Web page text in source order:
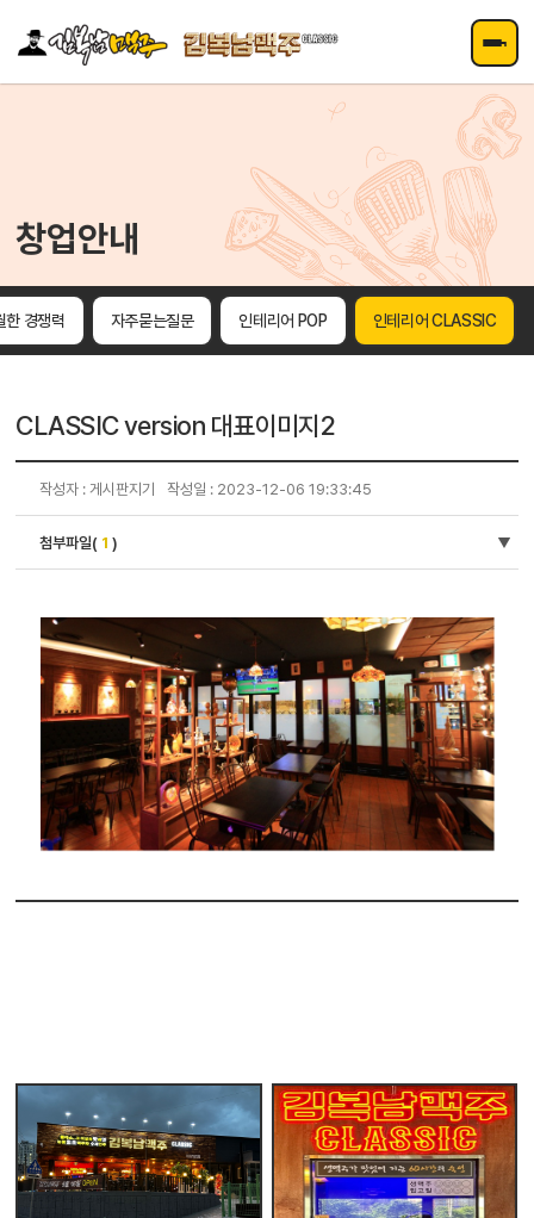
창업안내
한 경쟁력 자주묻는질문 인테리어 POP 인테리어 CLASSIC
CLASSIC version 대표이미지2
작성자 : 게시판지기 작성일 : 2023-12-06 19:33:45
첨부파일( 1 )